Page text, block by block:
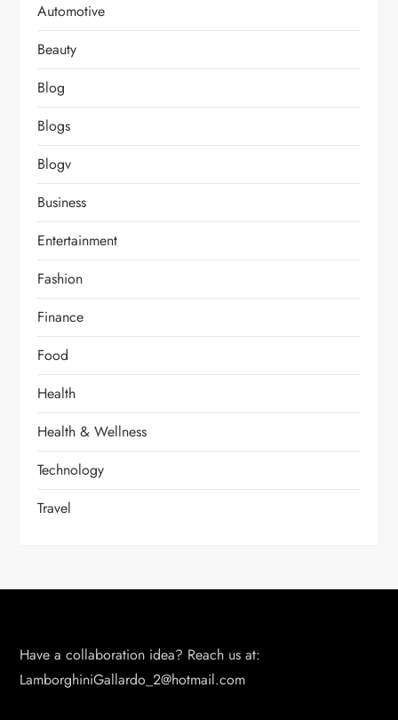
Automotive
Beauty
Blog
Blogs
Blogv
Business
Entertainment
Fashion
Finance
Food
Health
Health & Wellness
Technology
Travel
Have a collaboration idea? Reach us at:
LamborghiniGallardo_2@hotmail.com